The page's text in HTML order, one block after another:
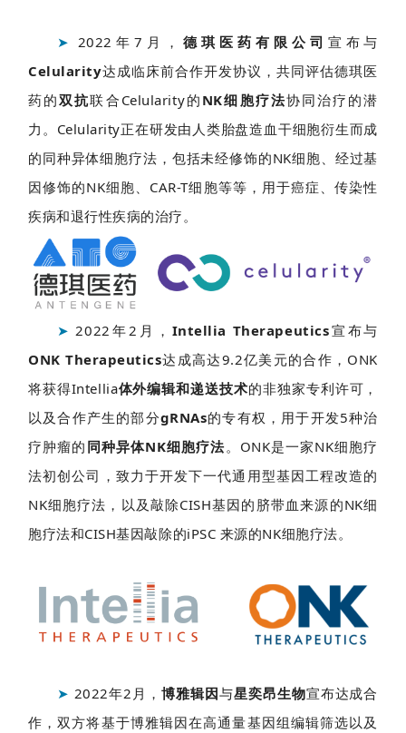
行
业
讯
床
转
化
会
展
们
登录 注册
➤ 2022年7月， 德琪医药有限公司 宣布与
Celularity达成临床前合作开发协议，共同评估德琪医
药的双抗联合Celularity的 NK细胞疗法协同治疗的潜
力。Celularity正在研发由人类胎盘造血干细胞衍生而成
的同种异体细胞疗法，包括未经修饰的NK细胞、经过基
因修饰的NK细胞、CAR-T细胞等等，用于癌症、传染性
疾病和退行性疾病的治疗。
➤2022年2月， Intellia Therapeutics宣布与
ONK Therapeutics达成高达9.2亿美元的合作，ONK
将获得Intellia体外编辑和递送技术的非独家专利许可，
以及合作产生的部分gRNAs的专有权，用于开发5种治
疗肿瘤的 同种异体NK细胞疗法。ONK是一家NK细胞疗
法初创公司，致力于开发下一代通用型基因工程改造的
NK细胞疗法，以及敲除CISH基因的脐带血来源的NK细
胞疗法和CISH基因敲除的iPSC 来源的NK细胞疗法。
➤ 2022年2月， 博雅辑因与星奕昂生物宣布达成合
作，双方将基于博雅辑因在高通量基因组编辑筛选以及